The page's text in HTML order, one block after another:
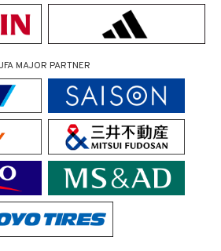
JFA MAJOR PARTNER